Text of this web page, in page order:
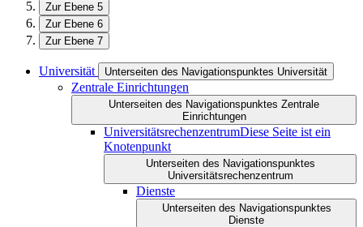
Zur Ebene 5
Zur Ebene 6
Zur Ebene 7
Universität Unterseiten des Navigationspunktes Universität
Zentrale Einrichtungen
Unterseiten des Navigationspunktes Zentrale
Einrichtungen
UniversitätsrechenzentrumDiese Seite ist ein
Knotenpunkt
Unterseiten des Navigationspunktes
Universitätsrechenzentrum
Dienste
Unterseiten des Navigationspunktes
Dienste